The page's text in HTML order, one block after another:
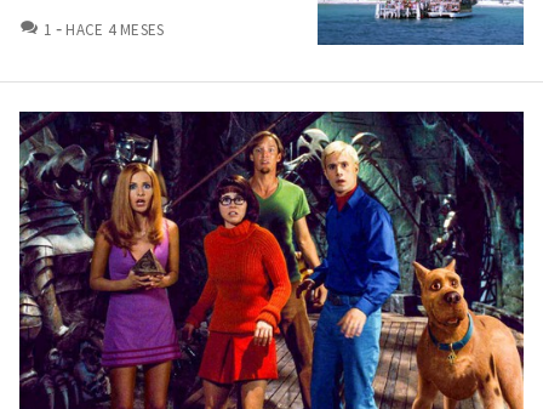
1 COMENTARIOS
HACE 4 MESES